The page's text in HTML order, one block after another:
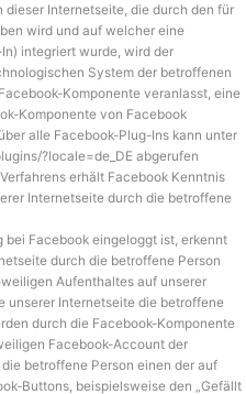
dieser Internetseite, die durch den für
wird und auf welcher eine
integriert wurde, wird der
System der betroffenen
Komponente veranlasst, eine
Komponente von Facebook
alle Facebook-Plug-Ins kann unter
?locale=de_DE abgerufen
erhält Facebook Kenntnis
Internetseite durch die betroffene
Facebook eingeloggt ist, erkennt
durch die betroffene Person
Aufenthaltes auf unserer
unserer Internetseite die betroffene
durch die Facebook-Komponente
Facebook-Account der
betroffene Person einen der auf
Buttons, beispielsweise den „Gefällt